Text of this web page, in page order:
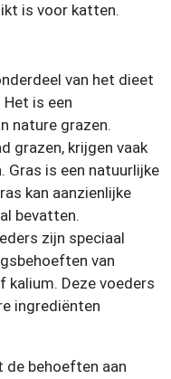
is voor katten.
van het dieet
Het is een
nature grazen.
grazen, krijgen vaak
Gras is een natuurlijke
kan aanzienlijke
bevatten.
zijn speciaal
van
kalium. Deze voeders
ingrediënten
de behoeften aan